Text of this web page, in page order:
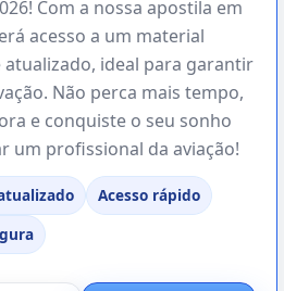
Com a nossa apostila em
acesso a um material
atualizado, ideal para garantir
Não perca mais tempo,
e conquiste o seu sonho
um profissional da aviação!
Acesso rápido